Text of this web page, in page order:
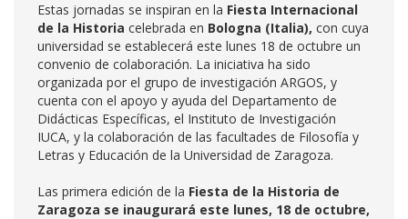
Estas jornadas se inspiran en la Fiesta Internacional
de la Historia celebrada en Bologna (Italia), con cuya
universidad se establecerá este lunes 18 de octubre un
convenio de colaboración. La iniciativa ha sido
organizada por el grupo de investigación ARGOS, y
cuenta con el apoyo y ayuda del Departamento de
Didácticas Específicas, el Instituto de Investigación
IUCA, y la colaboración de las facultades de Filosofía y
Letras y Educación de la Universidad de Zaragoza.
Las primera edición de la Fiesta de la Historia de
Zaragoza se inaugurará este lunes, 18 de octubre,